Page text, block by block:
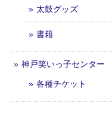
太鼓グッズ
書籍
神戸笑いっ子センター
各種チケット